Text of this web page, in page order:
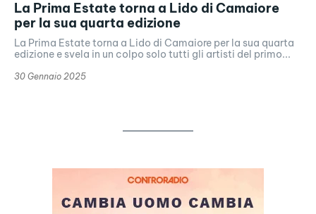
La Prima Estate torna a Lido di Camaiore
per la sua quarta edizione
La Prima Estate torna a Lido di Camaiore per la sua quarta
edizione e svela in un colpo solo tutti gli artisti del primo...
30 Gennaio 2025